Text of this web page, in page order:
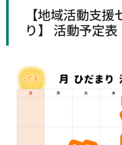
【地域活動支
り】 活動予定